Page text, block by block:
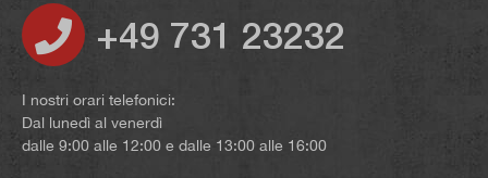
+49 731 23232
I nostri orari telefonici:
Dal lunedì al venerdì
dalle 9:00 alle 12:00 e dalle 13:00 alle 16:00